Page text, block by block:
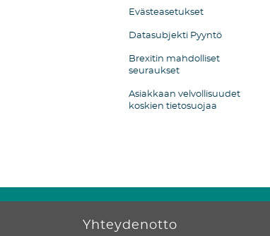
Evästeasetukset
Datasubjekti Pyyntö
Brexitin mahdolliset
seuraukset
Asiakkaan velvollisuudet
koskien tietosuojaa
Yhteydenotto